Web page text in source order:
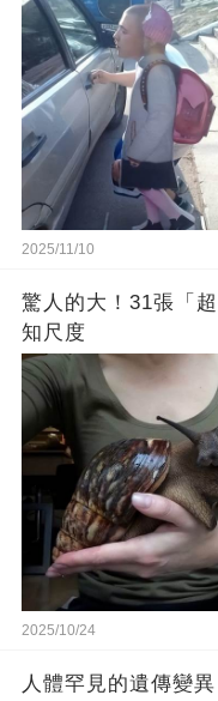
2025/11/10
驚人的大！31張「
知尺度
2025/10/24
人體罕見的遺傳變